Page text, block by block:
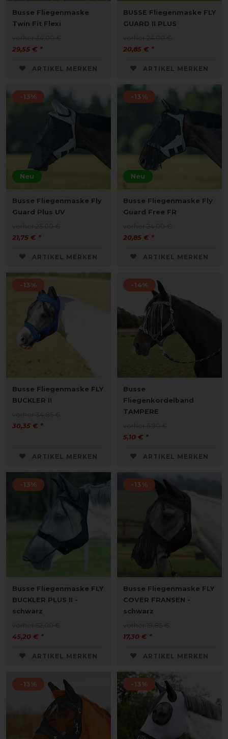
Busse Fliegenmaske
Twin Fit Flexi
29,55 € *
ARTIKEL MERKEN
BUSSE Fliegenmaske FLY
GUARD II PLUS
20,85 € *
ARTIKEL MERKEN
Neu
-13%
Busse Fliegenmaske Fly
Guard Plus UV
21,75 € *
ARTIKEL MERKEN
Neu
-13%
Busse Fliegenmaske Fly
Guard Free FR
20,85 € *
ARTIKEL MERKEN
-13%
Busse Fliegenmaske FLY
BUCKLER II
30,35 € *
ARTIKEL MERKEN
-14%
Busse
Fliegenkordelband
TAMPERE
5,10 € *
ARTIKEL MERKEN
-13%
Busse Fliegenmaske FLY
BUCKLER PLUS II -
schwarz
45,20 € *
ARTIKEL MERKEN
-13%
Busse Fliegenmaske FLY
COVER FRANSEN -
schwarz
17,30 € *
ARTIKEL MERKEN
-13% -13%